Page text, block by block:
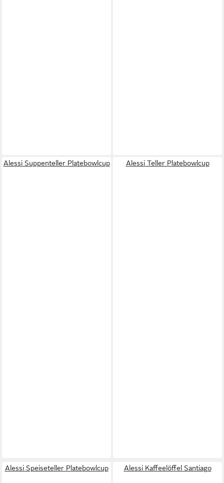
Alessi Suppenteller Platebowlcup Alessi Teller Platebowlcup
Alessi Speiseteller Platebowlcup Alessi Kaffeelöffel Santiago